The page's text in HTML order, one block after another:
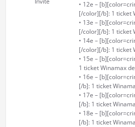
• 12e –
[/color][/b]: 1 ticket
• 13e –
[/color][/b]: 1 ticket
• 14e –
[/color][/b]: 1 ticket
• 15e –
1 ticket Winamax
• 16e –
[/b]: 1 ticket
• 17e –
[/b]: 1 ticket
• 18e –
[/b]: 1 ticket